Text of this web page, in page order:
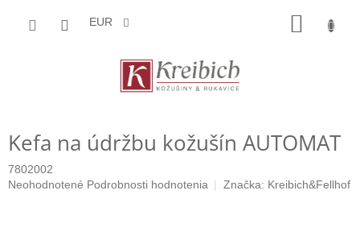
EUR
Kefa na údržbu kožušín AUTOMAT
7802002
Priemerné
Neohodnotené Podrobnosti hodnotenia Značka: Kreibich&Fellhof